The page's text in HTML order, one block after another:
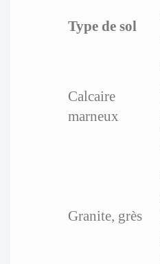
Type de sol
Calcaire
marneux
Granite, grès